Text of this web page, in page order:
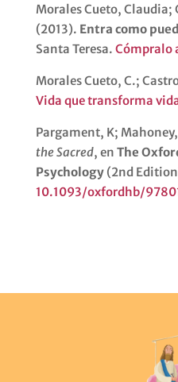
Morales Cueto, Claudia;
(2013). Entra como
Santa Teresa. Cómpralo
Morales Cueto, C.;
Vida que transforma
Pargament, K;
the Sacred, en The
Psychology(2nd
10.1093/oxfordhb/